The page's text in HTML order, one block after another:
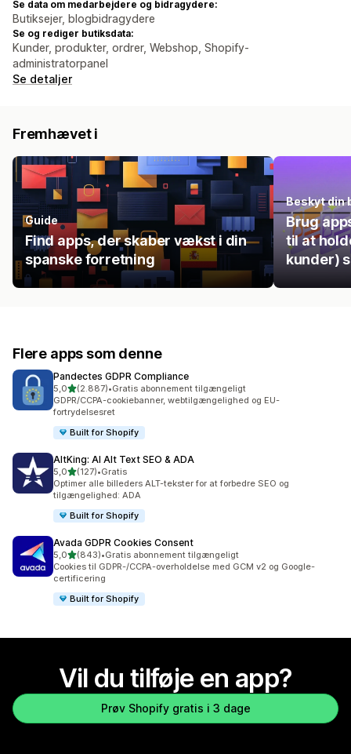
Se data om medarbejdere og bidragydere:
Butiksejer, blogbidragydere
Se og rediger butiksdata:
Kunder, produkter, ordrer, Webshop, Shopify-
administratorpanel
Se detaljer
Fremhævet i
Guide
Find apps, der skaber vækst i din
spanske forretning
Beskyt din
Brug
til at
kunder)
Flere apps som denne
Pandectes GDPR Compliance
5,0ud af 5 stjerner
(2.887)
2887 anmeldelser i alt
•Gratis abonnement tilgængeligt
GDPR/CCPA-cookiebanner, webtilgængelighed og EU-
fortrydelsesret
Built for Shopify
AltKing: AI Alt Text SEO & ADA
5,0ud af 5 stjerner
(127)
127 anmeldelser i alt
•Gratis
Optimer alle billeders ALT-tekster for at forbedre SEO og
tilgængelighed: ADA
Built for Shopify
Avada GDPR Cookies Consent
5,0ud af 5 stjerner
(843)
843 anmeldelser i alt
•Gratis abonnement tilgængeligt
Cookies til GDPR-/CCPA-overholdelse med GCM v2 og Google-
certificering
Built for Shopify
Vil du tilføje en app?
Prøv Shopify gratis i 3 dage